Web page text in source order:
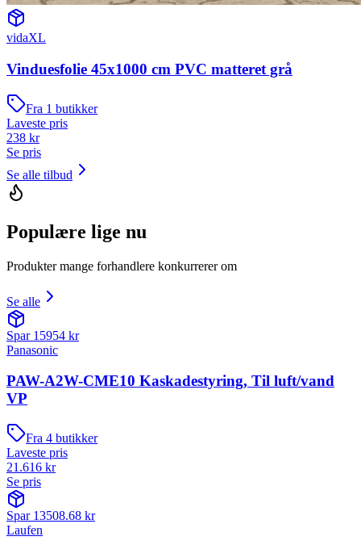
vidaXL
Vinduesfolie 45x1000 cm PVC matteret grå
Fra 1 butikker
Laveste pris
238 kr
Se pris
Se alle tilbud
Populære lige nu
Produkter mange forhandlere konkurrerer om
Se alle
Spar 15954 kr
Panasonic
PAW-A2W-CME10 Kaskadestyring, Til luft/vand
VP
Fra 4 butikker
Laveste pris
21.616 kr
Se pris
Spar 13508.68 kr
Laufen